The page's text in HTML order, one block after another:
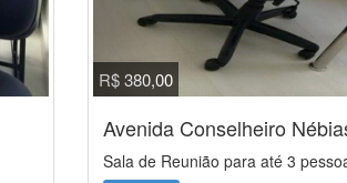
R$ 380,00
Avenida Conselheiro
Sala de Reunião para até 3